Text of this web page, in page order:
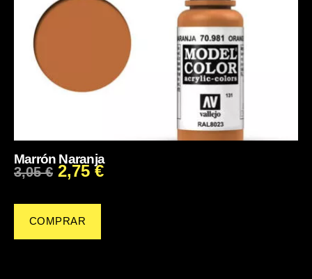
Marrón Naranja
3,05€ 2,75€
COMPRAR